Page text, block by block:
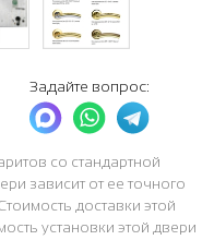
Задайте вопрос:
со стандартной
зависит от ее точного
доставки этой
установки этой двери